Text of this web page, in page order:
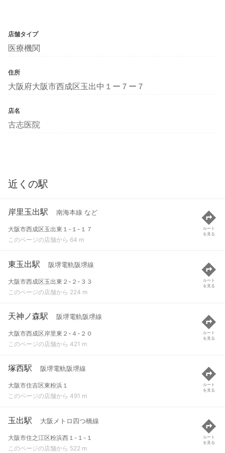
店舗タイプ
医療機関
住所
大阪府大阪市西成区玉出中１ー７ー７
店名
古志医院
近くの駅
岸里玉出駅 南海本線 など
大阪市西成区玉出東１-１-１７
このページの店舗から 64 m
ルート
を見る
東玉出駅 阪堺電軌阪堺線
大阪市西成区玉出東２-２-３３
このページの店舗から 224 m
ルート
を見る
天神ノ森駅 阪堺電軌阪堺線
大阪市西成区岸里東２-４-２０
このページの店舗から 421 m
ルート
を見る
塚西駅 阪堺電軌阪堺線
大阪市住吉区東粉浜１
このページの店舗から 491 m
ルート
を見る
玉出駅 大阪メトロ四つ橋線
大阪市住之江区粉浜西１-１-１
このページの店舗から 522 m
ルート
を見る